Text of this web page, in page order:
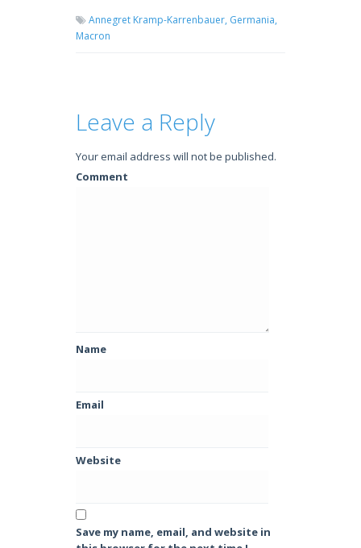
Annegret Kramp-Karrenbauer, Germania,
Macron
Leave a Reply
Your email address will not be published.
Comment
Name
Email
Website
Save my name, email, and website in